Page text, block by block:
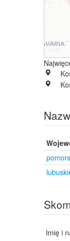
Imię i